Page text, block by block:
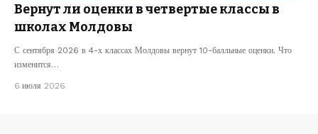
Вернут ли оценки в четвертые классы в
школах Молдовы
С сентября 2026 в 4-х классах Молдовы вернут 10-балльные оценки. Что
изменится…
6 июля 2026